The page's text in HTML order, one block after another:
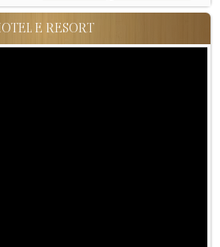
E RESORT